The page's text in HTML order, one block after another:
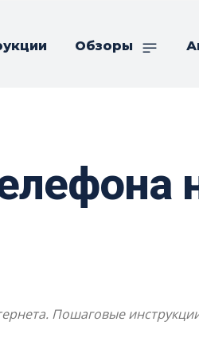
Обзоры
Пошаговые